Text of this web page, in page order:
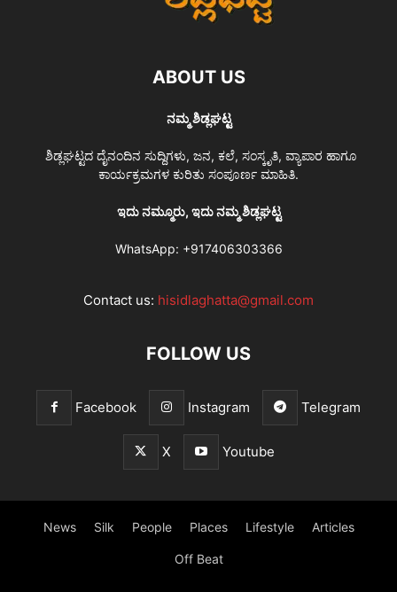
ABOUT US
ನಮ್ಮ ಶಿಡ್ಲಘಟ್ಟ
ಶಿಡ್ಲಘಟ್ಟದ ದೈನಂದಿನ ಸುದ್ದಿಗಳು, ಜನ, ಕಲೆ, ಸಂಸ್ಕೃತಿ, ವ್ಯಾಪಾರ ಹಾಗೂ
ಕಾರ್ಯಕ್ರಮಗಳ ಕುರಿತು ಸಂಪೂರ್ಣ ಮಾಹಿತಿ.
ಇದು ನಮ್ಮೂರು, ಇದು ನಮ್ಮ ಶಿಡ್ಲಘಟ್ಟ
WhatsApp: +917406303366
Contact us: hisidlaghatta@gmail.com
FOLLOW US
Facebook Instagram Telegram
X Youtube
News Silk People Places Lifestyle Articles
Off Beat